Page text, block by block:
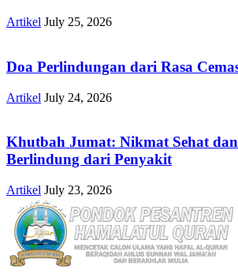
Artikel July 25, 2026
Doa Perlindungan dari Rasa
Artikel July 24, 2026
Khutbah Jumat: Nikmat Sehat
Berlindung dari Penyakit
Artikel July 23, 2026